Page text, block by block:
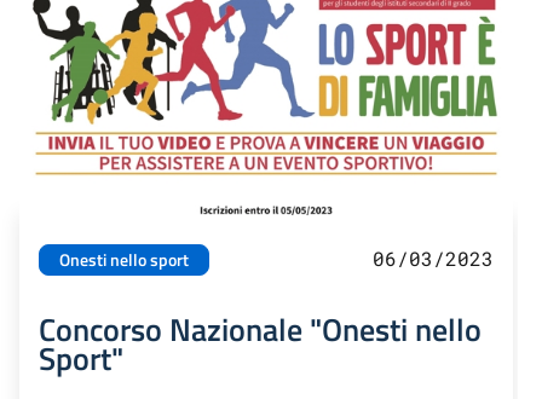
Onesti nello sport 06/03/2023
Concorso Nazionale "Onesti nello
Sport"